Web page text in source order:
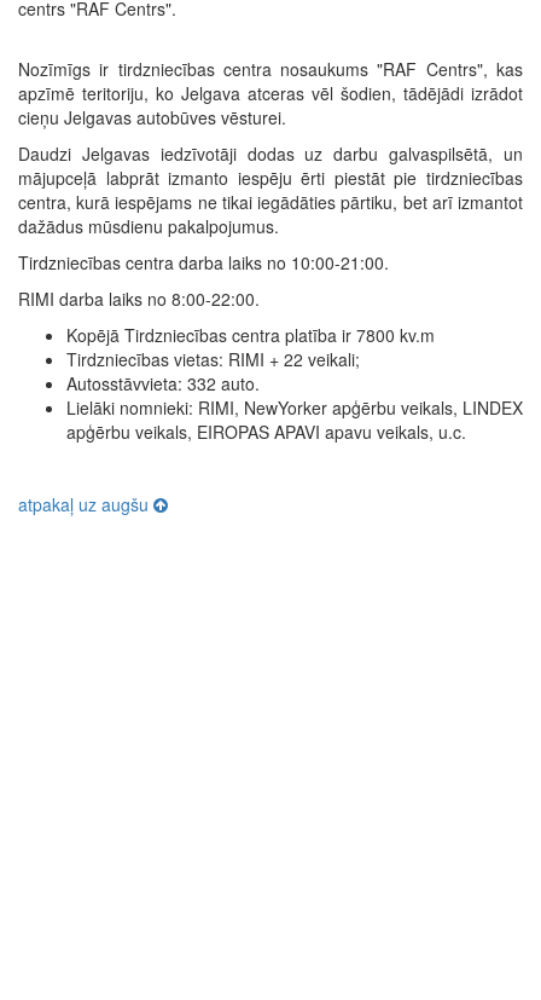
centrs "RAF Centrs".
Nozīmīgs ir tirdzniecības centra nosaukums "RAF Centrs", kas
apzīmē teritoriju, ko Jelgava atceras vēl šodien, tādējādi izrādot
cieņu Jelgavas autobūves vēsturei.
Daudzi Jelgavas iedzīvotāji dodas uz darbu galvaspilsētā, un
mājupceļā labprāt izmanto iespēju ērti piestāt pie tirdzniecības
centra, kurā iespējams ne tikai iegādāties pārtiku, bet arī izmantot
dažādus mūsdienu pakalpojumus.
Tirdzniecības centra darba laiks no 10:00-21:00.
RIMI darba laiks no 8:00-22:00.
Kopējā Tirdzniecības centra platība ir 7800 kv.m
Tirdzniecības vietas: RIMI + 22 veikali;
Autosstāvvieta: 332 auto.
Lielāki nomnieki: RIMI, NewYorker apģērbu veikals, LINDEX
apģērbu veikals, EIROPAS APAVI apavu veikals, u.c.
atpakaļ uz augšu